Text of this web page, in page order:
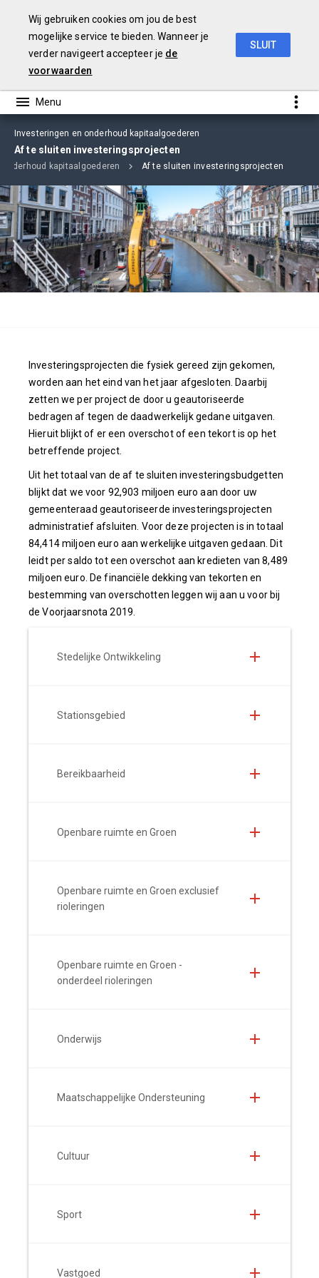
Investeringen en onderhoud kapitaalgoederen
Af te sluiten investeringsprojecten
kapitaalgoederen Af te sluiten investeringsprojecten
Investeringsprojecten die fysiek gereed zijn gekomen,
worden aan het eind van het jaar afgesloten. Daarbij
zetten we per project de door u geautoriseerde
bedragen af tegen de daadwerkelijk gedane uitgaven.
Hieruit blijkt of er een overschot of een tekort is op het
betreffende project.
Uit het totaal van de af te sluiten investeringsbudgetten
blijkt dat we voor 92,903 miljoen euro aan door uw
gemeenteraad geautoriseerde investeringsprojecten
administratief afsluiten. Voor deze projecten is in totaal
84,414 miljoen euro aan werkelijke uitgaven gedaan. Dit
leidt per saldo tot een overschot aan kredieten van 8,489
miljoen euro. De financiële dekking van tekorten en
bestemming van overschotten leggen wij aan u voor bij
de Voorjaarsnota 2019.
Stedelijke Ontwikkeling
Stationsgebied
Bereikbaarheid
Openbare ruimte en Groen
Openbare ruimte en Groen exclusief
rioleringen
Openbare ruimte en Groen -
onderdeel rioleringen
Onderwijs
Maatschappelijke Ondersteuning
Cultuur
Sport
Vastgoed
Wij gebruiken cookies om jou de best
mogelijke service te bieden. Wanneer je
verder navigeert accepteer je de
voorwaarden
SLUIT